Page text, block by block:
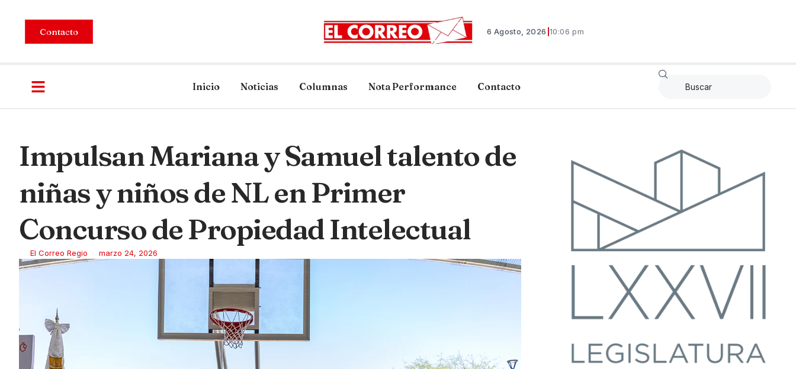
Contacto 6 Agosto, 2026 |10:06 pm
Inicio Noticias Columnas Nota Performance Contacto
Impulsan Mariana y Samuel talento de
niñas y niños de NL en Primer
Concurso de Propiedad Intelectual
El Correo Regio marzo 24, 2026